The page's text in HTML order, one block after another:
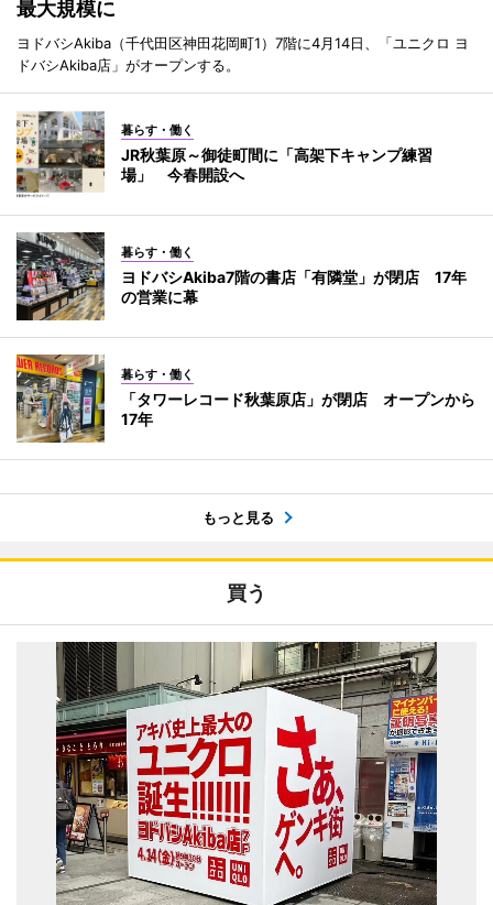
最大規模に
ヨドバシAkiba（千代田区神田花岡町1）7階に4月14日、「ユニクロ ヨ
ドバシAkiba店」がオープンする。
暮らす・働く
JR秋葉原～御徒町間に「高架下キャンプ練習
場」 今春開設へ
暮らす・働く
ヨドバシAkiba7階の書店「有隣堂」が閉店 17年
の営業に幕
暮らす・働く
「タワーレコード秋葉原店」が閉店 オープンから
17年
もっと見る
買う